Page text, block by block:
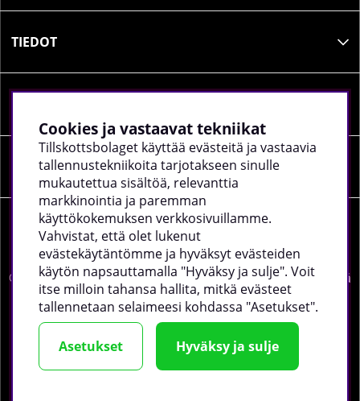
TIEDOT
YRITYKSEN TIEDOT
© 2026 tillskottsbolaget.fi. Käytämme evästeitä -lue lisää
täältä.
Cookies ja vastaavat tekniikat
Tillskottsbolaget käyttää evästeitä ja vastaavia
tallennustekniikoita tarjotakseen sinulle
mukautettua sisältöä, relevanttia
markkinointia ja paremman
käyttökokemuksen verkkosivuillamme.
Vahvistat, että olet lukenut
evästekäytäntömme ja hyväksyt evästeiden
käytön napsauttamalla "Hyväksy ja sulje". Voit
itse milloin tahansa hallita, mitkä evästeet
tallennetaan selaimeesi kohdassa "Asetukset".
Asetukset Hyväksy ja sulje